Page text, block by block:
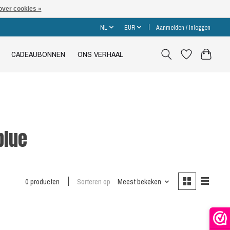
NL EUR Aanmelden / Inloggen
CADEAUBONNEN ONS VERHAAL
0 producten Sorteren op Meest bekeken
cookies »